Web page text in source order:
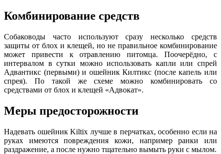
Комбинирование средств
Собаководы часто используют сразу несколько средств
защиты от блох и клещей, но не правильное комбинирование
может привести к отравлению питомца. Поочерёдно, с
интервалом в сутки можно использовать капли или спрей
Адвантикс (первыми) и ошейник Килтикс (после капель или
спрея). По такой же схеме можно комбинировать со
средствами от блох и клещей «Адвокат».
Меры предосторожности
Надевать ошейник Kiltix лучше в перчатках, особенно если на
руках имеются повреждения кожи, например ранки или
раздражение, а после нужно тщательно вымыть руки с мылом.